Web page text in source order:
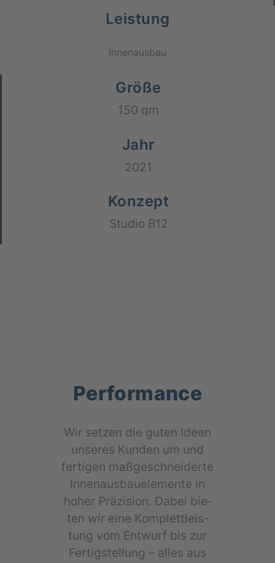
Leistung
Innen­aus­bau
Größe
150 qm
Jahr
2021
Konzept
Stu­dio B12
Performance
Wir set­zen die guten Ideen
unse­res Kun­den um und
fer­ti­gen maß­ge­schnei­der­te
Innen­aus­bau­ele­men­te in
hoher Prä­zi­si­on. Dabei bie­
ten wir eine Kom­plett­leis­
tung vom Ent­wurf bis zur
Fer­tig­stel­lung – alles aus